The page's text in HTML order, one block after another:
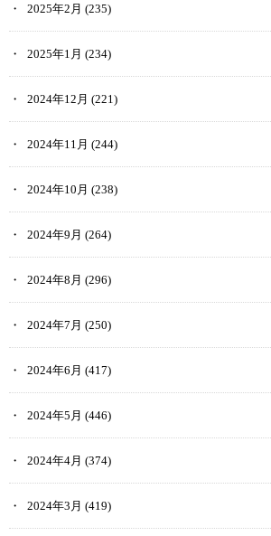
2025年2月 (235)
2025年1月 (234)
2024年12月 (221)
2024年11月 (244)
2024年10月 (238)
2024年9月 (264)
2024年8月 (296)
2024年7月 (250)
2024年6月 (417)
2024年5月 (446)
2024年4月 (374)
2024年3月 (419)